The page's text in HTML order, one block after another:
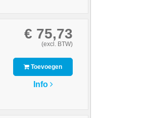
€ 75,73
(excl. BTW)
Toevoegen
Info